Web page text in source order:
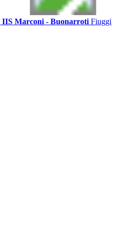
IIS Marconi - Buonarroti Fiuggi